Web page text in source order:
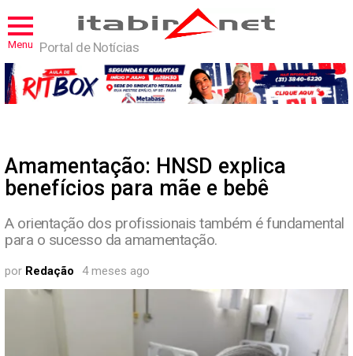
Menu Portal de Notícias
Amamentação: HNSD explica
benefícios para mãe e bebê
A orientação dos profissionais também é fundamental
para o sucesso da amamentação.
por Redação 4 meses ago